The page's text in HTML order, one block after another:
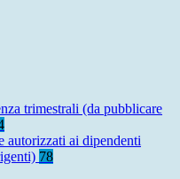
trimestrali (da pubblicare
autorizzati ai dipendenti
78